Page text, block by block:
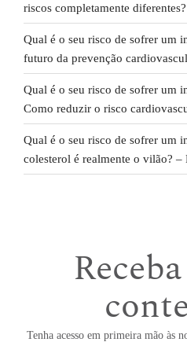
riscos completamente diferentes?
Qual é o seu risco de sofrer um
futuro da prevenção
Qual é o seu risco de sofrer um
Como reduzir o risco
Qual é o seu risco de sofrer um
colesterol é realmente o vilão? –
Tenha acesso em primeira mão às